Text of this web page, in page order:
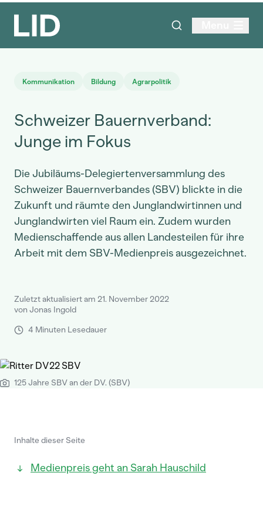
Kommunikation Bildung Agrarpolitik
Schweizer Bauernverband:
Junge im Fokus
Die Jubiläums-Delegiertenversammlung des
Schweizer Bauernverbandes (SBV) blickte in die
Zukunft und räumte den Junglandwirtinnen und
Junglandwirten viel Raum ein. Zudem wurden
Medienschaffende aus allen Landesteilen für ihre
Arbeit mit dem SBV-Medienpreis ausgezeichnet.
Zuletzt aktualisiert am 21. November 2022
von Jonas Ingold
4 Minuten Lesedauer
125 Jahre SBV an der DV. (SBV)
Inhalte dieser Seite
Medienpreis geht an Sarah Hauschild